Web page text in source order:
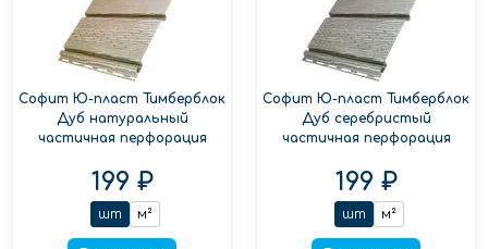
Софит Ю-пласт Тимберблок
Дуб натуральный
частичная перфорация
199 ₽
шт м²
Софит Ю-пласт Тимберблок
Дуб серебристый
частичная перфорация
199 ₽
шт м²